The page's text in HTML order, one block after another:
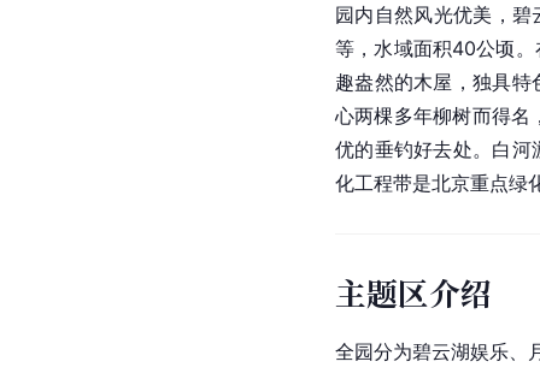
园内自然风光优美，
等，水域面积40公顷
趣盎然的木屋，独具
心两棵多年柳树而得
优的垂钓好去处。 白河
化工程带是北京重点绿
主题区介绍
全园分为碧云湖娱乐、